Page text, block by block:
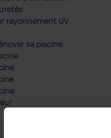
rayonnement UV
sa piscine